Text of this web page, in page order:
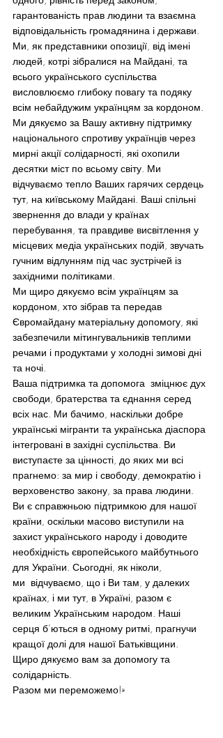
гарантованість прав людини та взаємна
відповідальність громадянина і держави.
Ми, як представники опозиції, від імені
людей, котрі зібралися на Майдані, та
всього українського суспільства
висловлюємо глибоку повагу та подяку
всім небайдужим українцям за кордоном.
Ми дякуємо за Вашу активну підтримку
національного спротиву українців через
мирні акції солідарності, які охопили
десятки міст по всьому світу. Ми
відчуваємо тепло Ваших гарячих сердець
тут, на київському Майдані. Ваші спільні
звернення до влади у країнах
перебування, та правдиве висвітлення у
місцевих медіа українських подій, звучать
гучним відлунням під час зустрічей із
західними політиками.
Ми щиро дякуємо всім українцям за
кордоном, хто зібрав та передав
Євромайдану матеріальну допомогу, які
забезпечили мітингувальників теплими
речами і продуктами у холодні зимові дні
та ночі.
Ваша підтримка та допомога  зміцнює дух
свободи, братерства та єднання серед
всіх нас. Ми бачимо, наскільки добре
українські мігранти та українська діаспора
інтегровані в західні суспільства. Ви
виступаєте за цінності, до яких ми всі
прагнемо: за мир і свободу, демократію і
верховенство закону, за права людини.
Ви є справжньою підтримкою для нашої
країни, оскільки масово виступили на
захист українського народу і доводите
необхідність європейського майбутнього
для України. Сьогодні, як ніколи,
ми  відчуваємо, що і Ви там, у далеких
країнах, і ми тут, в Україні, разом є
великим Українським народом. Наші
серця б’ються в одному ритмі, прагнучи
кращої долі для нашої Батьківщини.
Щиро дякуємо вам за допомогу та
солідарність.
Разом ми переможемо!»